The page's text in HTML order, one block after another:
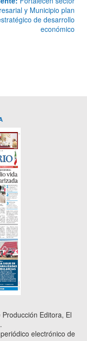
y Municipio plan
de desarrollo
económico
Editora, El
electrónico de